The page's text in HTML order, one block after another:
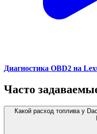
Диагностика OBD2 на
Часто
Какой расход топлива у